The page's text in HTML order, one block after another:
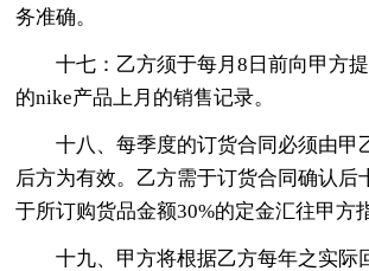
务准确。
十七：乙方须于每月8日前向甲方
的nike产品上月的销售记录。
十八、每季度的订货合同必须由甲
后方为有效。乙方需于订货合同确认后
于所订购货品金额30%的定金汇往甲方
十九、甲方将根据乙方每年之实际